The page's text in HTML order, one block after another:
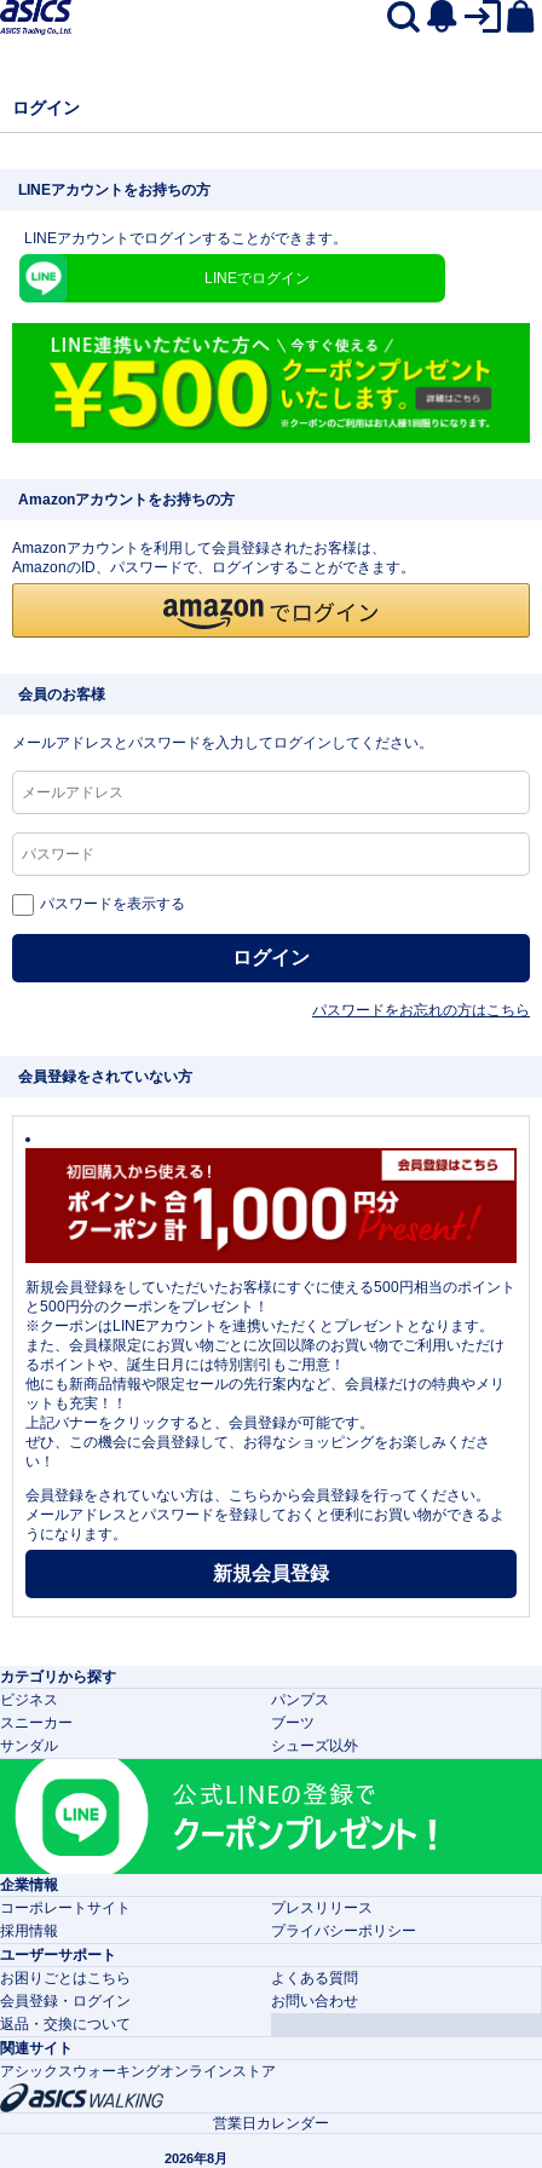
ログイン
LINEアカウントをお持ちの方
LINEアカウントでログインすることができます。
LINEでログイン
Amazonアカウントをお持ちの方
Amazonアカウントを利用して会員登録されたお客様は、
AmazonのID、パスワードで、ログインすることができます。
会員のお客様
メールアドレスとパスワードを入力してログインしてください。
パスワードを表示する
パスワードをお忘れの方はこちら
会員登録をされていない方
新規会員登録をしていただいたお客様にすぐに使える500円相当のポイント
と500円分のクーポンをプレゼント！
※クーポンはLINEアカウントを連携いただくとプレゼントとなります。
また、会員様限定にお買い物ごとに次回以降のお買い物でご利用いただけ
るポイントや、誕生日月には特別割引もご用意！
他にも新商品情報や限定セールの先行案内など、会員様だけの特典やメリ
ットも充実！！
上記バナーをクリックすると、会員登録が可能です。
ぜひ、この機会に会員登録して、お得なショッピングをお楽しみくださ
い！
会員登録をされていない方は、こちらから会員登録を行ってください。
メールアドレスとパスワードを登録しておくと便利にお買い物ができるよ
うになります。
カテゴリから探す
ビジネス
パンプス
スニーカー
ブーツ
サンダル
シューズ以外
企業情報
コーポレートサイト
プレスリリース
採用情報
プライバシーポリシー
ユーザーサポート
お困りごとはこちら
よくある質問
会員登録・ログイン
お問い合わせ
返品・交換について
関連サイト
アシックスウォーキングオンラインストア
営業日カレンダー
2026年8月